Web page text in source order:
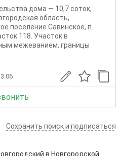
дома — 10,7 соток,
область,
поселение Савинское, п.
118. Участок в
межеванием, границы
Сохранить поиск и подписаться
в Новгородской